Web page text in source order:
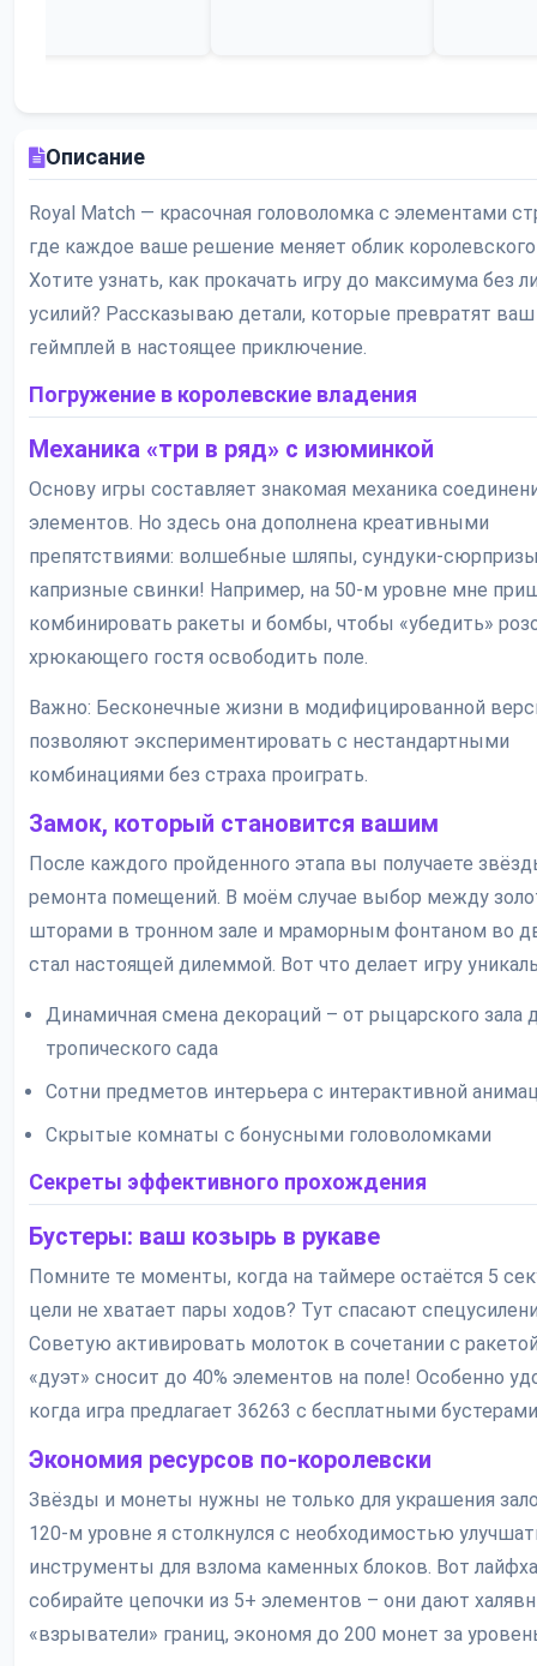
Описание
Royal Match — красочная головоломка с элементами
где каждое ваше решение меняет облик
Хотите узнать, как прокачать игру до максимума без
усилий? Рассказываю детали, которые превратят ваш
геймплей в настоящее приключение.
Погружение в королевские владения
Механика «три в ряд» с изюминкой
Основу игры составляет знакомая механика
элементов. Но здесь она дополнена креативными
препятствиями: волшебные шляпы, сундуки-
капризные свинки! Например, на 50-м уровне мне
комбинировать ракеты и бомбы, чтобы «убедить»
хрюкающего гостя освободить поле.
Важно: Бесконечные жизни в модифицированной
позволяют экспериментировать с нестандартными
комбинациями без страха проиграть.
Замок, который становится вашим
После каждого пройденного этапа вы получаете
ремонта помещений. В моём случае выбор между
шторами в тронном зале и мраморным фонтаном во
стал настоящей дилеммой. Вот что делает игру
Динамичная смена декораций – от рыцарского зала
тропического сада
Сотни предметов интерьера с интерактивной
Скрытые комнаты с бонусными головоломками
Секреты эффективного прохождения
Бустеры: ваш козырь в рукаве
Помните те моменты, когда на таймере остаётся 5
цели не хватает пары ходов? Тут спасают
Советую активировать молоток в сочетании с
«дуэт» сносит до 40% элементов на поле! Особенно
когда игра предлагает 36263 с бесплатными
Экономия ресурсов по-королевски
Звёзды и монеты нужны не только для украшения
120-м уровне я столкнулся с необходимостью
инструменты для взлома каменных блоков. Вот
собирайте цепочки из 5+ элементов – они дают
«взрыватели» границ, экономя до 200 монет за